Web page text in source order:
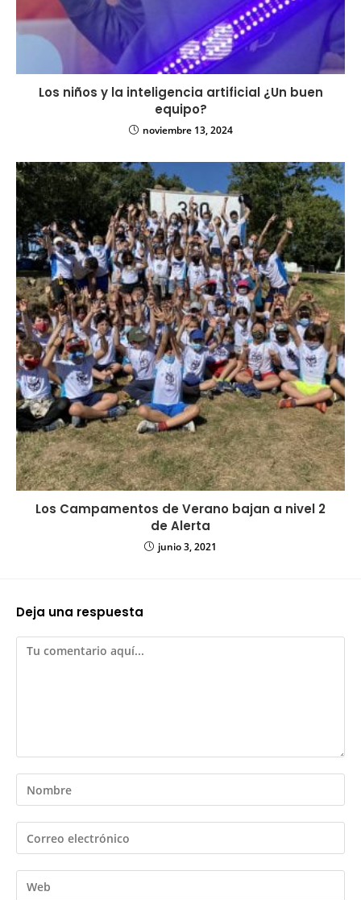
Los niños y la inteligencia artificial ¿Un buen
equipo?
noviembre 13, 2024
Los Campamentos de Verano bajan a nivel 2
de Alerta
junio 3, 2021
Deja una respuesta